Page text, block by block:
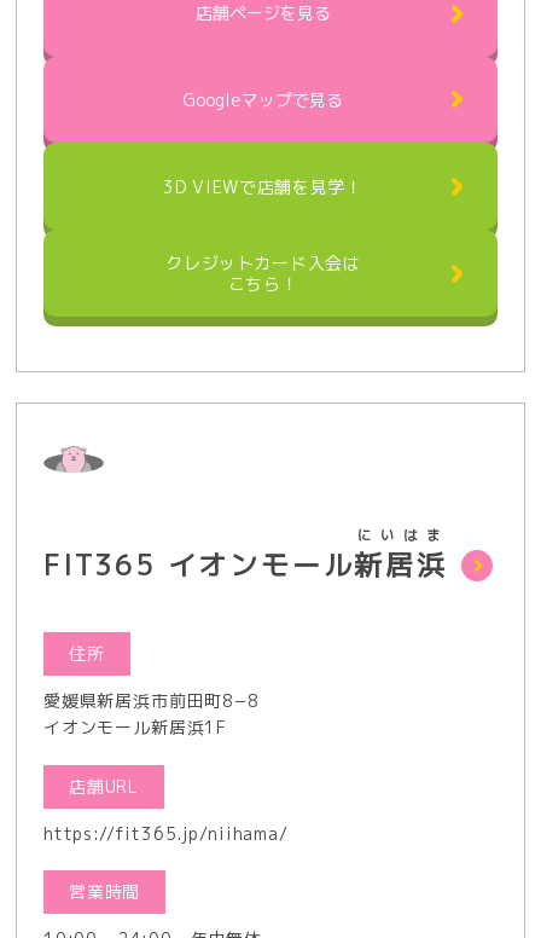
店舗ページを⾒る
Googleマップで見る
3D VIEWで店舗を見学！
クレジットカード入会は
こちら！
FIT365 イオンモール新居浜
にいはま
住所
愛媛県新居浜市前田町8−8
イオンモール新居浜1F
店舗URL
https://fit365.jp/niihama/
営業時間